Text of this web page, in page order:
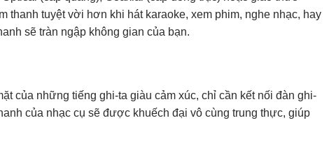
thanh tuyệt vời hơn khi hát karaoke, xem phim, nghe nhạc, hay
sẽ tràn ngập không gian của bạn.
của những tiếng ghi-ta giàu cảm xúc, chỉ cần kết nối đàn ghi-
của nhạc cụ sẽ được khuếch đại vô cùng trung thực, giúp